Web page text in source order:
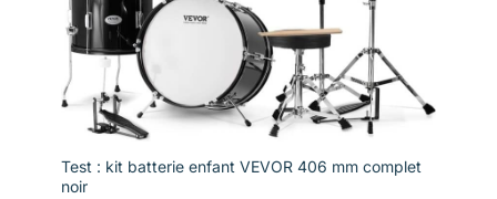
Test : kit batterie enfant VEVOR 406 mm complet
noir